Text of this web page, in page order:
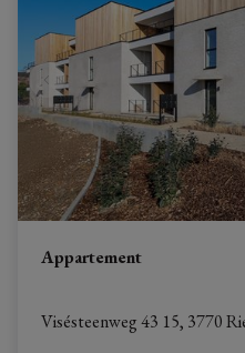
Appartement
Visésteenweg 43 15, 3770